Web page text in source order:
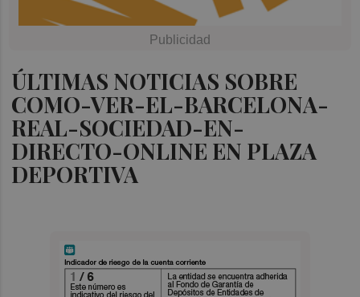
ÚLTIMAS NOTICIAS SOBRE
COMO-VER-EL-BARCELONA-
REAL-SOCIEDAD-EN-
DIRECTO-ONLINE EN PLAZA
DEPORTIVA